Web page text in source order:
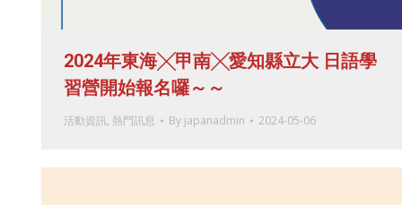
2024年東海╳甲南╳愛知縣立大 日語學
習營開始報名囉～～
活動資訊, 熱門訊息 By japanadmin 2024-05-06